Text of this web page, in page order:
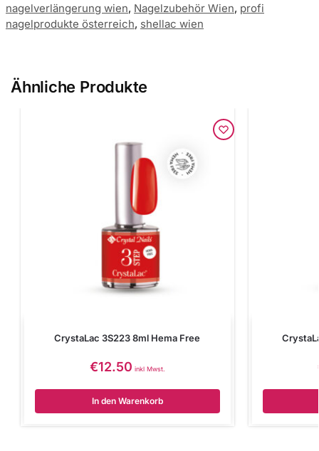
nagelverlängerung wien, Nagelzubehör Wien, profi
nagelprodukte österreich, shellac wien
Ähnliche Produkte
CrystaLac 3S223 8ml Hema Free
€12.50 inkl Mwst.
In den Warenkorb